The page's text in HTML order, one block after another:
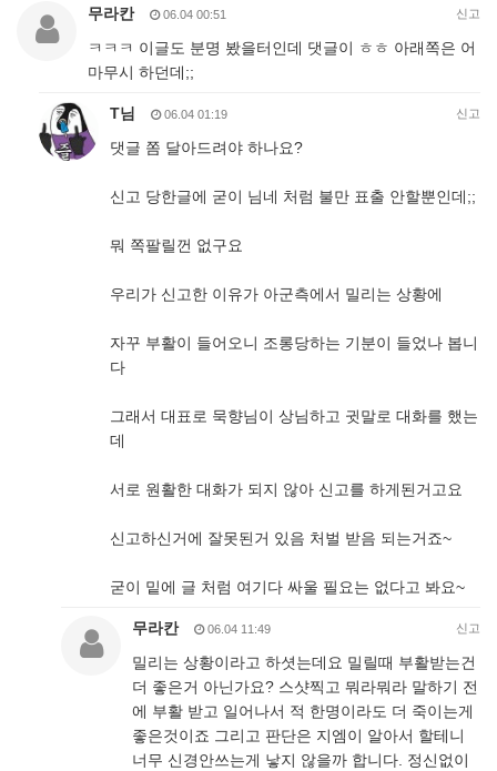
무라칸 06.04 00:51 신고
ㅋㅋㅋ 이글도 분명 봤을터인데 댓글이 ㅎㅎ 아래쪽은 어
마무시 하던데;;
T님 06.04 01:19 신고
댓글 쫌 달아드려야 하나요?
신고 당한글에 굳이 님네 처럼 불만 표출 안할뿐인데;;
뭐 쪽팔릴껀 없구요
우리가 신고한 이유가 아군측에서 밀리는 상황에
자꾸 부활이 들어오니 조롱당하는 기분이 들었나 봅니
다
그래서 대표로 묵향님이 상님하고 귓말로 대화를 했는
데
서로 원활한 대화가 되지 않아 신고를 하게된거고요
신고하신거에 잘못된거 있음 처벌 받음 되는거죠~
굳이 밑에 글 처럼 여기다 싸울 필요는 없다고 봐요~
무라칸 06.04 11:49 신고
밀리는 상황이라고 하셧는데요 밀릴때 부활받는건
더 좋은거 아닌가요? 스샷찍고 뭐라뭐라 말하기 전
에 부활 받고 일어나서 적 한명이라도 더 죽이는게
좋은것이죠 그리고 판단은 지엠이 알아서 할테니
너무 신경안쓰는게 낳지 않을까 합니다. 정신없이